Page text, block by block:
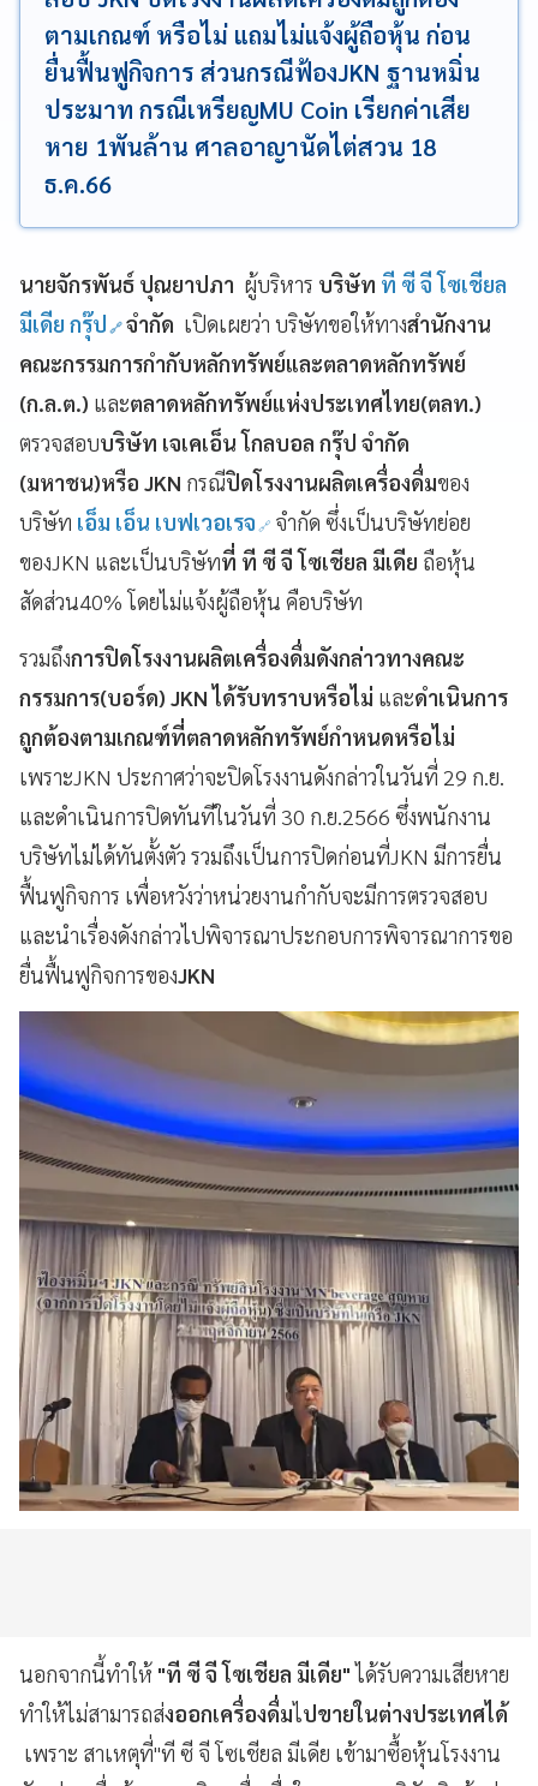
ตามเกณฑ์ หรือไม่ แถมไม่แจ้งผู้ถือหุ้น ก่อน
ยื่นฟื้นฟูกิจการ ส่วนกรณีฟ้องJKN ฐานหมิ่น
ประมาท กรณีเหรียญMU Coin เรียกค่าเสีย
หาย 1พันล้าน ศาลอาญานัดไต่สวน 18
ธ.ค.66
นายจักรพันธ์ ปุณยาปภา ผู้บริหาร บริษัท ที ซี จี โซเชียล
มีเดีย กรุ๊ป จำกัด เปิดเผยว่า บริษัทขอให้ทางสำนักงาน
คณะกรรมการกำกับหลักทรัพย์และตลาดหลักทรัพย์
(ก.ล.ต.) และตลาดหลักทรัพย์แห่งประเทศไทย(ตลท.)
ตรวจสอบบริษัท เจเคเอ็น โกลบอล กรุ๊ป จำกัด
(มหาชน)หรือ JKN กรณีปิดโรงงานผลิตเครื่องดื่มของ
บริษัท เอ็ม เอ็น เบฟเวอเรจ จำกัด ซึ่งเป็นบริษัทย่อย
ของJKN และเป็นบริษัทที่ ที ซี จี โซเชียล มีเดีย ถือหุ้น
สัดส่วน40% โดยไม่แจ้งผู้ถือหุ้น คือบริษัท
รวมถึงการปิดโรงงานผลิตเครื่องดื่มดังกล่าวทางคณะ
กรรมการ(บอร์ด) JKN ได้รับทราบหรือไม่ และดำเนินการ
ถูกต้องตามเกณฑ์ที่ตลาดหลักทรัพย์กำหนดหรือไม่
เพราะJKN ประกาศว่าจะปิดโรงงานดังกล่าวในวันที่ 29 ก.ย.
และดำเนินการปิดทันทีในวันที่ 30 ก.ย.2566 ซึ่งพนักงาน
บริษัทไม่ได้ทันตั้งตัว รวมถึงเป็นการปิดก่อนที่JKN มีการยื่น
ฟื้นฟูกิจการ เพื่อหวังว่าหน่วยงานกำกับจะมีการตรวจสอบ
และนำเรื่องดังกล่าวไปพิจารณาประกอบการพิจารณาการขอ
ยื่นฟื้นฟูกิจการของJKN
นอกจากนี้ทำให้ "ที ซี จี โซเชียล มีเดีย"ได้รับความเสียหาย
ทำให้ไม่สามารถส่งออกเครื่องดื่มไปขายในต่างประเทศได้
เพราะ สาเหตุที่"ที ซี จี โซเชียล มีเดีย เข้ามาซื้อหุ้นโรงงาน